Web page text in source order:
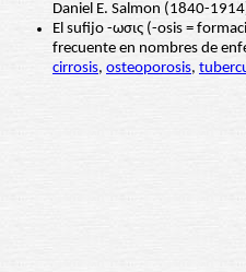
Daniel E. Salmon (1840-
El sufijo -ωσις (-osis =
frecuente en nombres de
cirrosis, osteoporosis,